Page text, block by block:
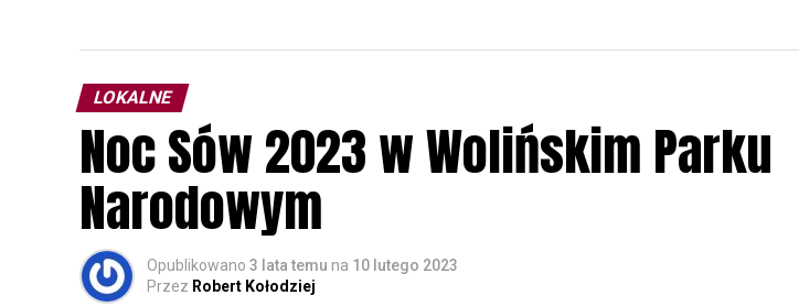
LOKALNE
Noc Sów 2023 w Wolińskim Parku
Narodowym
Opublikowano 3 lata temu na 10 lutego 2023
Przez Robert Kołodziej